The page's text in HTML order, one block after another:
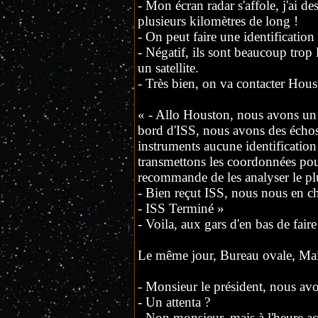
- Mon écran radar s'affole, j'ai
plusieurs kilomètres de long !
- On peut faire une identification
- Négatif, ils sont beaucoup
un satellite.
- Très bien, on va contacter
« - Allo Houston, nous avons
bord d'ISS, nous avons des
instruments aucune
transmettons les coordonnées
recommande de les analyser le
- Bien reçut ISS, nous nous en
- ISS Terminé »
- Voila, aux gars d'en bas de
Le même jour, Bureau ovale,
- Monsieur le président, nous
- Un attenta ?